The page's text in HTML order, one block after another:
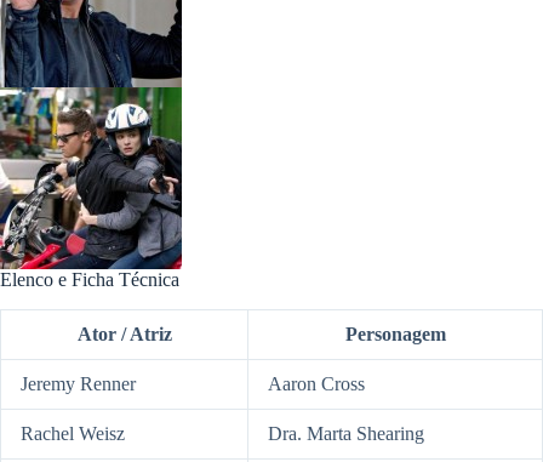
Elenco e Ficha Técnica
Ator / Atriz Personagem
Jeremy Renner Aaron Cross
Rachel Weisz Dra. Marta Shearing